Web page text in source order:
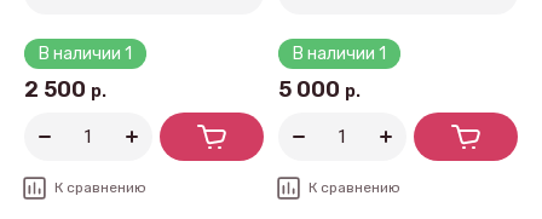
В наличии 1
2 500 р.
К сравнению
В наличии 1
5 000 р.
К сравнению